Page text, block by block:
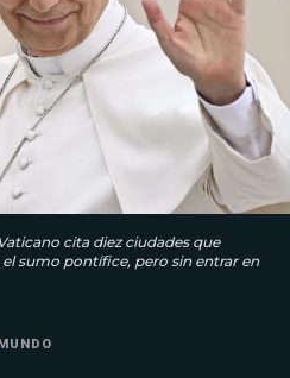
cita diez ciudades que
el sumo pontífice, pero sin entrar en